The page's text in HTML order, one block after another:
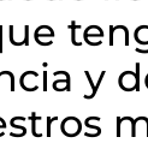
y